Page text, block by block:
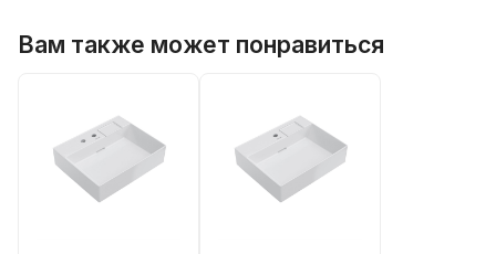
Вам также может понравиться